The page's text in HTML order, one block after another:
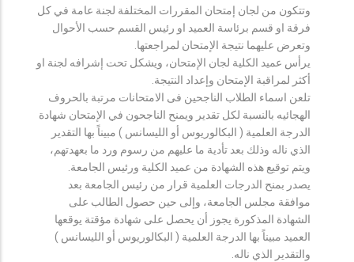
وتتكون من لجان إمتحان المقررات المختلفة لجنة عامة في كل
فرقة او قسم برئاسة العميد او رئيس القسم حسب الأحوال
وتعرض عليهما نتيجة الإمتحان لمراجعتها.
يرأس عميد الكلية لجان الإمتحان، ويشكل تحت إشرافه لجنة او
أكثر لمراقبة الإمتحان وإعداد النتيجة.
تلعن اسماء الطلاب الناجحين فى الامتحانات مرتبة بالحروف
الهجائيه بالنسبة لكل تقدير ويمنح الناجحون في الإمتحان شهادة
الدرجة العلمية ( البكالوريوس أو الليسانس ) مبيناً بها التقدير
الذي ناله وذلك بعد تأدية ما عليهم من رسوم ورد ما بعهدتهم،
ويتم توقيع هذه الشهادة من عميد الكلية ورئيس الجامعة.
يصدر بمنح الدرجات العلمية قرار من رئيس الجامعة بعد
موافقة مجلس الجامعة، وإلى حين حصول الطالب على
الشهادة المذكورة يجوز أن يحصل على شهادة مؤقتة يوقعها
العميد مبيناً بها الدرجة العلمية ( البكالوريوس أو الليسانس )
والتقدير الذي ناله.